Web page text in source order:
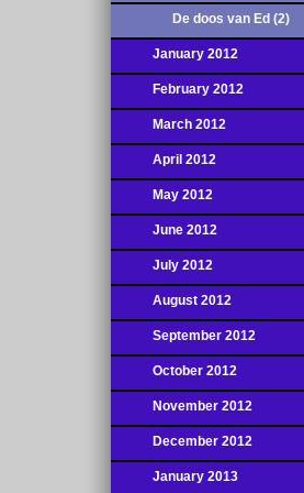
De doos van Ed (2)
January 2012
February 2012
March 2012
April 2012
May 2012
June 2012
July 2012
August 2012
September 2012
October 2012
November 2012
December 2012
January 2013